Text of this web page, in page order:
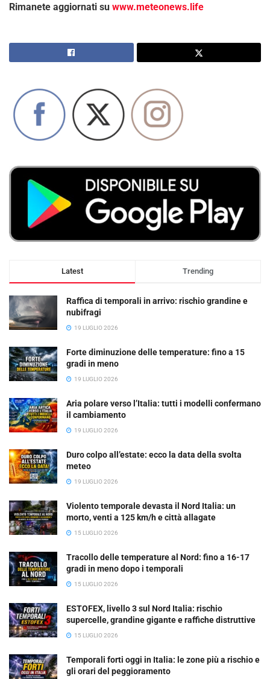
Rimanete aggiornati su www.meteonews.life
Latest Trending
Raffica di temporali in arrivo: rischio grandine e
nubifragi
19 LUGLIO 2026
Forte diminuzione delle temperature: fino a 15
gradi in meno
19 LUGLIO 2026
Aria polare verso l’Italia: tutti i modelli confermano
il cambiamento
19 LUGLIO 2026
Duro colpo all’estate: ecco la data della svolta
meteo
19 LUGLIO 2026
Violento temporale devasta il Nord Italia: un
morto, venti a 125 km/h e città allagate
15 LUGLIO 2026
Tracollo delle temperature al Nord: fino a 16-17
gradi in meno dopo i temporali
15 LUGLIO 2026
ESTOFEX, livello 3 sul Nord Italia: rischio
supercelle, grandine gigante e raffiche distruttive
15 LUGLIO 2026
Temporali forti oggi in Italia: le zone più a rischio e
gli orari del peggioramento